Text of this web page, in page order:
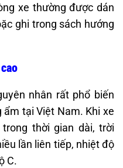
xe thường được dán
ghi trong sách hướng
nhân rất phổ biến
tại Việt Nam. Khi xe
thời gian dài, trời
lần liên tiếp, nhiệt độ
C.